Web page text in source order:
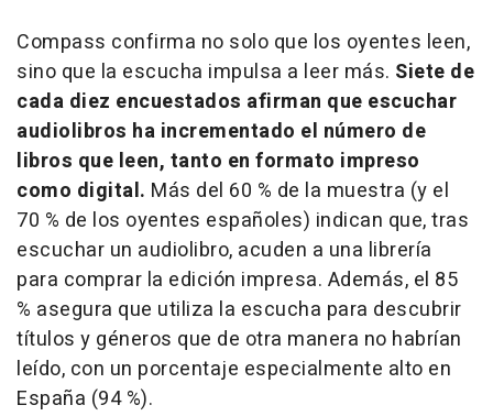
Compass confirma no solo que los oyentes leen,
sino que la escucha impulsa a leer más. Siete de
cada diez encuestados afirman que escuchar
audiolibros ha incrementado el número de
libros que leen, tanto en formato impreso
como digital. Más del 60 % de la muestra (y el
70 % de los oyentes españoles) indican que, tras
escuchar un audiolibro, acuden a una librería
para comprar la edición impresa. Además, el 85
% asegura que utiliza la escucha para descubrir
títulos y géneros que de otra manera no habrían
leído, con un porcentaje especialmente alto en
España (94 %).